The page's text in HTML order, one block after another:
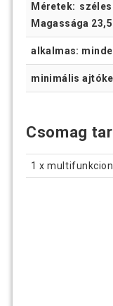
Méretek:
Magassága
alkalmas:
minimális
Csomag
1 x